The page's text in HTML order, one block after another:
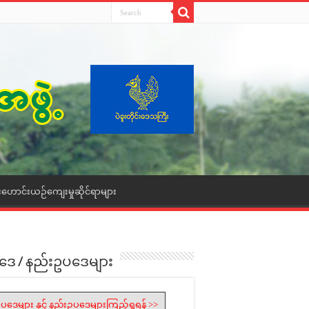
ဟောင်းယဉ်ကျေးမှုဆိုင်ရာများ
ေ / နည်းဥပဒေများ
ဒေများ နှင့် နည်းဥပဒေများကြည့်ရှုရန် >>